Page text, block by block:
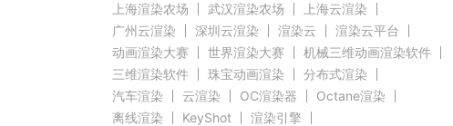
上海渲染农场
武汉渲染农场
上海云渲染
广州云渲染
深圳云渲染 渲染云
渲染云平台
动画渲染大赛
世界渲染大赛
机械三维动画渲染软件
三维渲染软件
珠宝动画渲染
分布式渲染
汽车渲染
云渲染 OC渲染器
Octane渲染
离线渲染
KeyShot
渲染引擎